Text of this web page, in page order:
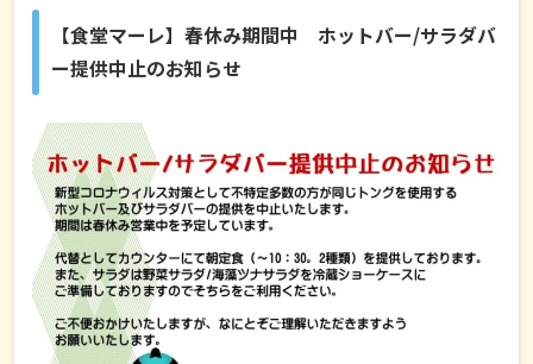
【食堂マーレ】春休み期間中 ホットバー/サラダバ
ー提供中止のお知らせ